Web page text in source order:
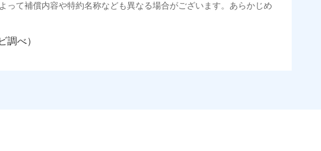
て補償内容や特約名称なども異なる場合がございます。あらかじめ
調べ）